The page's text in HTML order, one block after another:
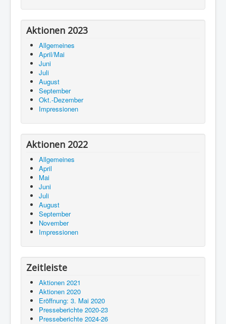
Aktionen 2023
Allgemeines
April/Mai
Juni
Juli
August
September
Okt.-Dezember
Impressionen
Aktionen 2022
Allgemeines
April
Mai
Juni
Juli
August
September
November
Impressionen
Zeitleiste
Aktionen 2021
Aktionen 2020
Eröffnung: 3. Mai 2020
Presseberichte 2020-23
Presseberichte 2024-26